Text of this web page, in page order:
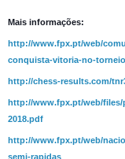
Mais informações:
http://www.fpx.pt/web/
conquista-vitoria-no-
http://chess-results.com/
http://www.fpx.pt/web/files/
2018.pdf
http://www.fpx.pt/web/
semi-rapidas